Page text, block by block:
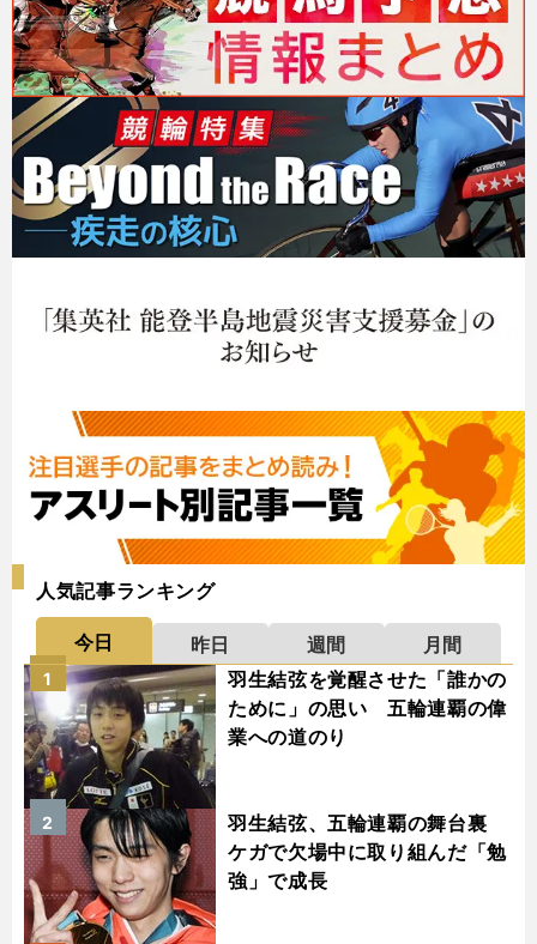
人気記事ランキング
今日 昨日 週間
月間
羽生結弦を覚醒させた「誰かの
ために」の思い 五輪連覇の偉
業への道のり
1
羽生結弦、五輪連覇の舞台裏
ケガで欠場中に取り組んだ「勉
強」で成長
2